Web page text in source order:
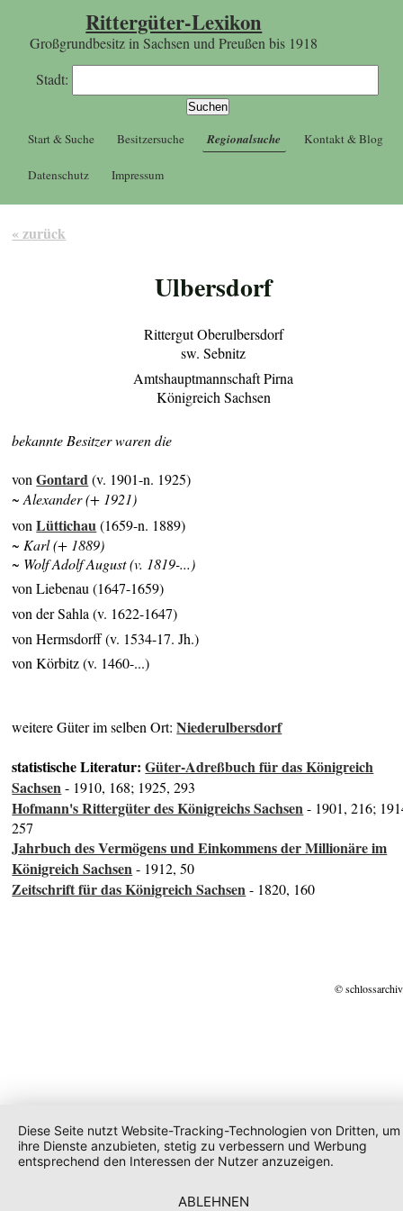
Rittergüter-Lexikon
Großgrundbesitz in Sachsen und Preußen bis 1918
Stadt:
Start & Suche Besitzersuche Regionalsuche Kontakt & Blog
Datenschutz Impressum
« zurück
Ulbersdorf
Rittergut Oberulbersdorf
sw. Sebnitz
Amtshauptmannschaft Pirna
Königreich Sachsen
bekannte Besitzer waren die
vonGontard(v. 1901-n. 1925)
~ Alexander (+ 1921)
vonLüttichau(1659-n. 1889)
~ Karl (+ 1889)
~ Wolf Adolf August (v. 1819-...)
von Liebenau (1647-1659)
von der Sahla (v. 1622-1647)
von Hermsdorff (v. 1534-17. Jh.)
von Körbitz (v. 1460-...)
weitere Güter im selben Ort:Niederulbersdorf
statistische Literatur:Güter-Adreßbuch für das Königreich
Sachsen- 1910, 168; 1925, 293
Hofmann's Rittergüter des Königreichs Sachsen- 1901, 216;
257
Jahrbuch des Vermögens und Einkommens der Millionäre im
Königreich Sachsen- 1912, 50
Zeitschrift für das Königreich Sachsen- 1820, 160
©
Diese Seite nutzt Website-Tracking-Technologien von Dritten, um
ihre Dienste anzubieten, stetig zu verbessern und Werbung
entsprechend den Interessen der Nutzer anzuzeigen.
ABLEHNEN